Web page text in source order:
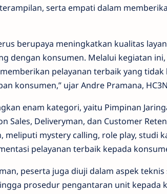
serta empati dalam
berupaya meningkatkan kualitas
dengan konsumen. Melalui kegiatan
pelayanan terbaik yang tidak
konsumen,” ujar Andre Pramana,
enam kategori, yaitu Pimpinan
Sales, Deliveryman, dan Customer
meliputi mystery calling, role play, studi
pelayanan terbaik kepada
peserta juga diuji dalam aspek
prosedur pengantaran unit kepada